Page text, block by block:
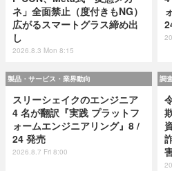
ネ」全面禁止（度付きもNG）
広がるスマートグラス締め出
し
2026.8.3 Mon 8:15
製品・サービス・業界動向
スリーシェイクのエンジニア
4 名が翻訳『実践 プラットフ
ォームエンジニアリング』8 /
24 発売
2026.8.7 Fri 8:00
調